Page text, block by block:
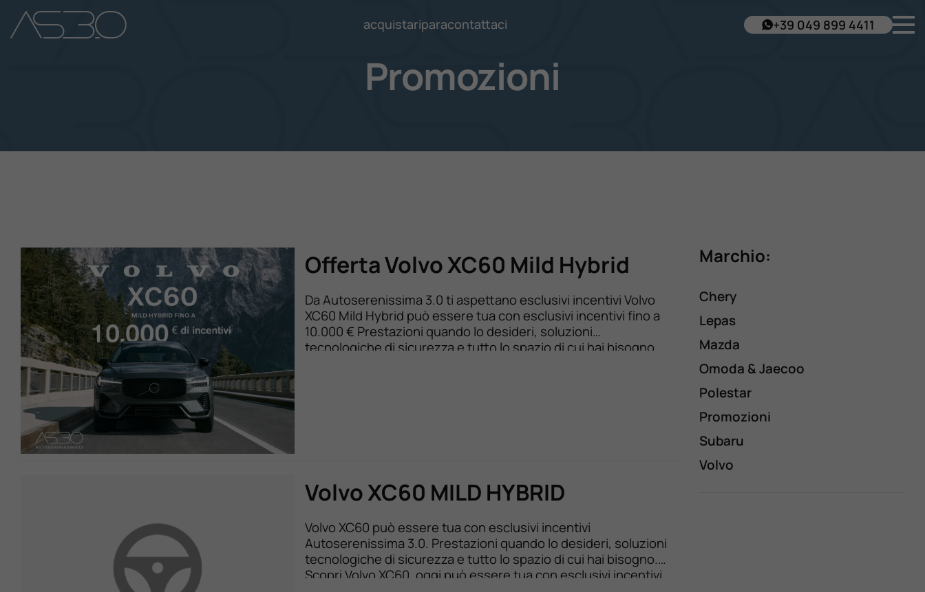
Auto Usate
Novità Sui Nostri Veicoli
Lavora Con Noi
Contattaci
acquistariparacontattaci +39 049 899 4411
Promozioni
Offerta Volvo XC60 Mild Hybrid
Da Autoserenissima 3.0 ti aspettano esclusivi incentivi Volvo
XC60 Mild Hybrid può essere tua con esclusivi incentivi fino a
10.000 € Prestazioni quando lo desideri, soluzioni
tecnologiche di sicurezza e tutto lo spazio di cui hai bisogno.
Volvo XC60 MILD HYBRID
Volvo XC60 può essere tua con esclusivi incentivi
Autoserenissima 3.0. Prestazioni quando lo desideri, soluzioni
tecnologiche di sicurezza e tutto lo spazio di cui hai bisogno.
Scopri Volvo XC60, oggi può essere tua con esclusivi incentivi
Marchio:
Chery
Lepas
Mazda
Omoda & Jaecoo
Polestar
Promozioni
Subaru
Volvo